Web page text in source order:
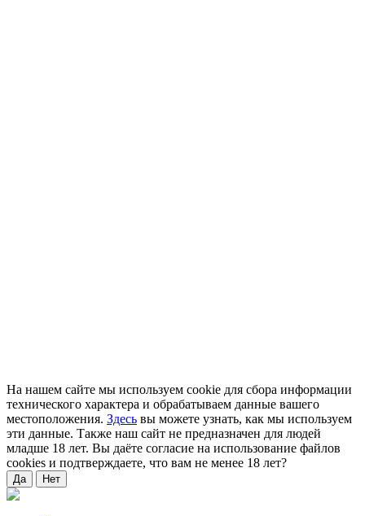
На нашем сайте мы используем cookie для сбора информации
технического характера и обрабатываем данные вашего
местоположения. Здесь вы можете узнать, как мы используем
эти данные. Также наш сайт не предназначен для людей
младше 18 лет. Вы даёте согласие на использование файлов
cookies и подтверждаете, что вам не менее 18 лет?
Да Нет